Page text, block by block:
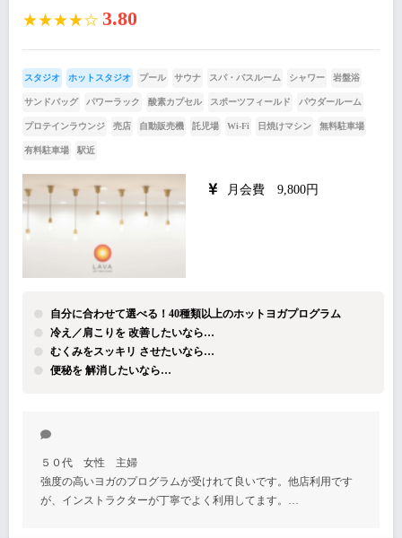
★★★★☆ 3.80
スタジオ ホットスタジオ プール サウナ スパ・バスルーム シャワー 岩盤浴
サンドバッグ パワーラック 酸素カプセル スポーツフィールド パウダールーム
プロテインラウンジ 売店 自動販売機 託児場 Wi-Fi 日焼けマシン 無料駐車場
有料駐車場 駅近
月会費 9,800円
自分に合わせて選べる！40種類以上のホットヨガプログラム
冷え／肩こりを 改善したいなら…
むくみをスッキリ させたいなら…
便秘を 解消したいなら…
５０代 女性 主婦
強度の高いヨガのプログラムが受けれて良いです。他店利用です
が、インストラクターが丁寧でよく利用してます。…